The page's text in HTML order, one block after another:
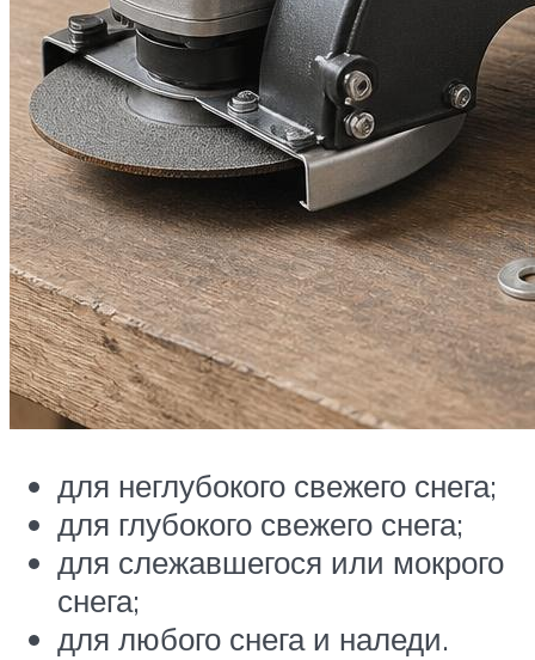
для неглубокого свежего снега;
для глубокого свежего снега;
для слежавшегося или мокрого
снега;
для любого снега и наледи.